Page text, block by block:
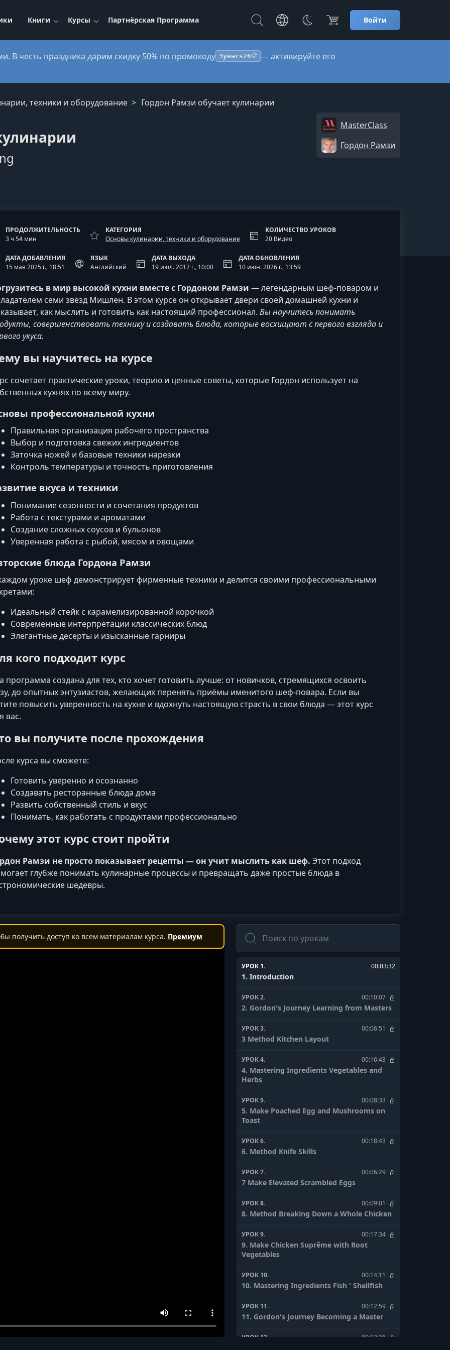
Книги Курсы Партнёрская Программа Войти
В честь праздника дарим скидку 50% по промокоду 3years26📋 — активируйте его
техники и оборудование Гордон Рамзи обучает кулинарии
MasterClass
Гордон Рамзи
ПРОДОЛЖИТЕЛЬНОСТЬ
3 ч 54 мин
КАТЕГОРИЯ
Основы кулинарии, техники и оборудование
КОЛИЧЕСТВО УРОКОВ
20 Видео
ДАТА ДОБАВЛЕНИЯ
15 мая 2025 г., 18:51
ЯЗЫК
Английский
ДАТА ВЫХОДА
19 июл. 2017 г., 10:00
ДАТА ОБНОВЛЕНИЯ
10 июн. 2026 г., 13:59
в мир высокой кухни вместе с Гордоном Рамзи — легендарным шеф-поваром и
семи звёзд Мишлен. В этом курсе он открывает двери своей домашней кухни и
как мыслить и готовить как настоящий профессионал. Вы научитесь понимать
совершенствовать технику и создавать блюда, которые восхищают с первого взгляда и
укуса.
вы научитесь на курсе
сочетает практические уроки, теорию и ценные советы, которые Гордон использует на
кухнях по всему миру.
профессиональной кухни
Правильная организация рабочего пространства
Выбор и подготовка свежих ингредиентов
Заточка ножей и базовые техники нарезки
Контроль температуры и точность приготовления
вкуса и техники
Понимание сезонности и сочетания продуктов
Работа с текстурами и ароматами
Создание сложных соусов и бульонов
Уверенная работа с рыбой, мясом и овощами
блюда Гордона Рамзи
уроке шеф демонстрирует фирменные техники и делится своими профессиональными
Идеальный стейк с карамелизированной корочкой
Современные интерпретации классических блюд
Элегантные десерты и изысканные гарниры
кого подходит курс
программа создана для тех, кто хочет готовить лучше: от новичков, стремящихся освоить
до опытных энтузиастов, желающих перенять приёмы именитого шеф-повара. Если вы
повысить уверенность на кухне и вдохнуть настоящую страсть в свои блюда — этот курс
вас.
вы получите после прохождения
курса вы сможете:
Готовить уверенно и осознанно
Создавать ресторанные блюда дома
Развить собственный стиль и вкус
Понимать, как работать с продуктами профессионально
этот курс стоит пройти
Рамзи не просто показывает рецепты — он учит мыслить как шеф. Этот подход
глубже понимать кулинарные процессы и превращать даже простые блюда в
шедевры.
получить доступ ко всем материалам курса. Премиум
Поиск
УРОК 1. 00:03:32
1. Introduction
УРОК 2. 00:10:07
2. Gordon's Journey Learning from Masters
УРОК 3. 00:06:51
3 Method Kitchen Layout
УРОК 4. 00:16:43
4. Mastering Ingredients Vegetables and
Herbs
УРОК 5. 00:08:33
5. Make Poached Egg and Mushrooms on
Toast
УРОК 6. 00:18:43
6. Method Knife Skills
УРОК 7. 00:06:29
7 Make Elevated Scrambled Eggs
УРОК 8. 00:09:01
8. Method Breaking Down a Whole Chicken
УРОК 9. 00:17:34
9. Make Chicken Suprême with Root
Vegetables
УРОК 10. 00:14:11
10. Mastering Ingredients Fish ' Shellfish
УРОК 11. 00:12:59
11. Gordon's Journey Becoming a Master
УРОК 12. 00:13:26